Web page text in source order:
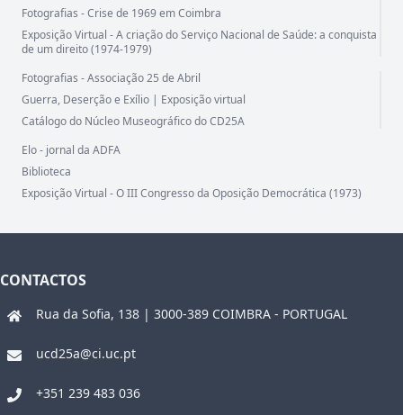
Fotografias - Crise de 1969 em Coimbra
Exposição Virtual - A criação do Serviço Nacional de Saúde: a conquista
de um direito (1974-1979)
Fotografias - Associação 25 de Abril
Guerra, Deserção e Exílio | Exposição virtual
Catálogo do Núcleo Museográfico do CD25A
Elo - jornal da ADFA
Biblioteca
Exposição Virtual - O III Congresso da Oposição Democrática (1973)
CONTACTOS
Rua da Sofia, 138 | 3000-389 COIMBRA - PORTUGAL
ucd25a@ci.uc.pt
+351 239 483 036